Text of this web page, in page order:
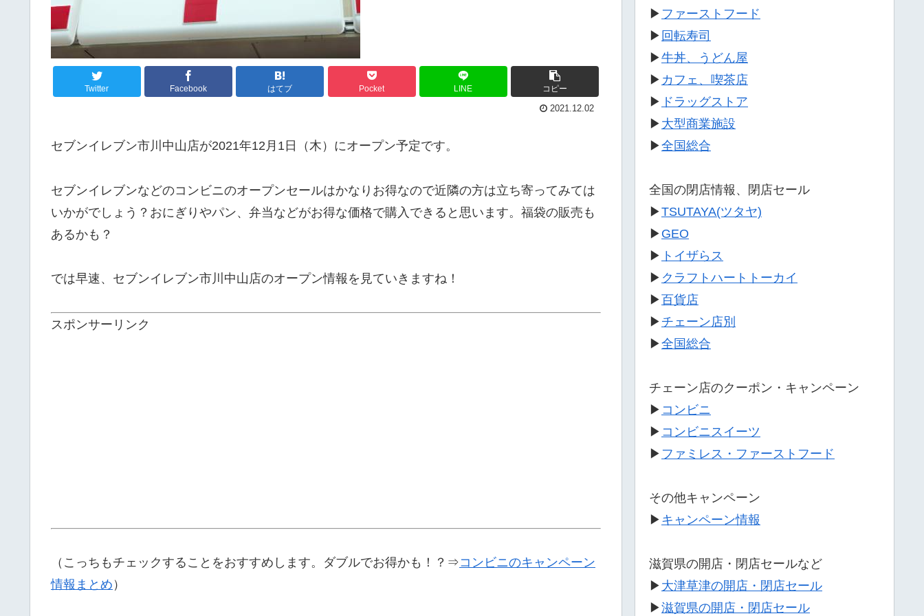
Twitter Facebook はてブ Pocket LINE コピー
2021.12.02
セブンイレブン市川中山店が2021年12月1日（木）にオープン予定です。
セブンイレブンなどのコンビニのオープンセールはかなりお得なので近隣の方は立ち寄ってみては
いかがでしょう？おにぎりやパン、弁当などがお得な価格で購入できると思います。福袋の販売も
あるかも？
では早速、セブンイレブン市川中山店のオープン情報を見ていきますね！
スポンサーリンク
（こっちもチェックすることをおすすめします。ダブルでお得かも！？⇒コンビニのキャンペーン
情報まとめ ）
▶ ファーストフード
▶ 回転寿司
▶牛丼、うどん屋
▶ カフェ、喫茶店
▶ ドラッグストア
▶ 大型商業施設
▶全国総合
全国の閉店情報、閉店セール
▶TSUTAYA(ツタヤ)
▶ GEO
▶ トイザらス
▶ クラフトハートトーカイ
▶百貨店
▶ チェーン店別
▶全国総合
チェーン店のクーポン・キャンペーン
▶ コンビニ
▶ コンビニスイーツ
▶ ファミレス・ファーストフード
その他キャンペーン
▶ キャンペーン情報
滋賀県の開店・閉店セールなど
▶ 大津草津の開店・閉店セール
▶滋賀県の開店・閉店セール